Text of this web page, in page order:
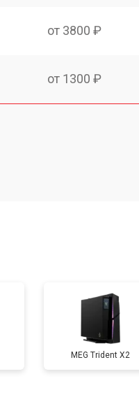
от 3800 ₽
от 1300 ₽
от 2700 ₽
MEG Trident X2